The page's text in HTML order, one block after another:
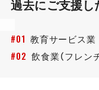
過去にご支援し
#01 教育サービス業
#02 飲食業 （フレン